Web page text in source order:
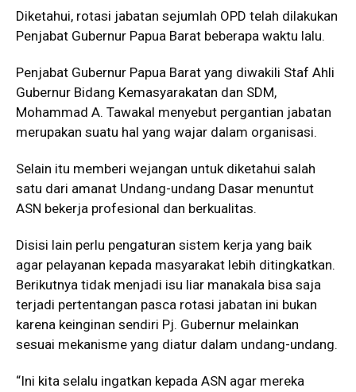
Diketahui, rotasi jabatan sejumlah OPD telah dilakukan
Penjabat Gubernur Papua Barat beberapa waktu lalu.
Penjabat Gubernur Papua Barat yang diwakili Staf Ahli
Gubernur Bidang Kemasyarakatan dan SDM,
Mohammad A. Tawakal menyebut pergantian jabatan
merupakan suatu hal yang wajar dalam organisasi.
Selain itu memberi wejangan untuk diketahui salah
satu dari amanat Undang-undang Dasar menuntut
ASN bekerja profesional dan berkualitas.
Disisi lain perlu pengaturan sistem kerja yang baik
agar pelayanan kepada masyarakat lebih ditingkatkan.
Berikutnya tidak menjadi isu liar manakala bisa saja
terjadi pertentangan pasca rotasi jabatan ini bukan
karena keinginan sendiri Pj. Gubernur melainkan
sesuai mekanisme yang diatur dalam undang-undang.
“Ini kita selalu ingatkan kepada ASN agar mereka